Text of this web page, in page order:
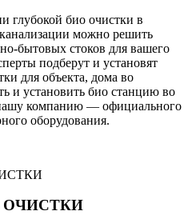
глубокой био очистки в
можно решить
бытовых стоков для вашего
подберут и установят
для объекта, дома во
и установить био станцию во
компанию — официального
оборудования.
ОЧИСТКИ